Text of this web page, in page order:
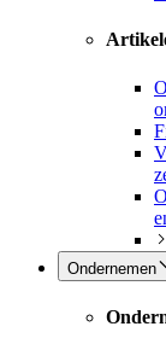
Ondernemen